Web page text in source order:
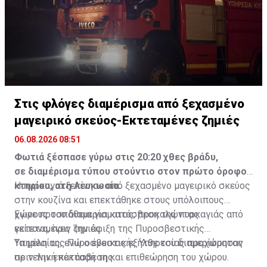
Στις φλόγες διαμέρισμα από ξεχασμένο
μαγειρικό σκεύος-Εκτεταμένες ζημιές
06.08.2026 08:51
Φωτιά ξέσπασε γύρω στις 20:20 χθες βράδυ,
σε διαμέρισμα τύπου στούντιο στον πρώτο όροφο
κτηρίου, στη Λευκωσία.
Η πυρκαγιά ξεκίνησε από ξεχασμένο μαγειρικό σκεύος
στην κουζίνα και επεκτάθηκε στους υπόλοιπους
χώρους του διαμερίσματος, προκαλώντας
εκτεταμένες ζημιές.
Έγινε προσπάθεια για κατάσβεση της πυρκαγιάς από
γείτονα, πριν την άφιξη της Πυροσβεστικής
Υπηρεσίας, ενώ ο ένοικος εξήλθε του διαμερίσματος
πριν την επέκτασή της.
Τα μέλη της Πυροσβεστικής Υπηρεσίας προχώρησαν
σε τελική κατάσβεση και επιθεώρηση του χώρου.